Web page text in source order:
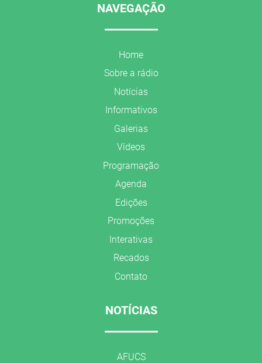
NAVEGAÇÃO
Home
Sobre a rádio
Notícias
Informativos
Galerias
Vídeos
Programação
Agenda
Edições
Promoções
Interativas
Recados
Contato
NOTÍCIAS
AFUCS